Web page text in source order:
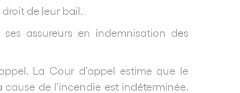
de leur bail.
assureurs en indemnisation des
La Cour d’appel estime que le
de l’incendie est indéterminée.